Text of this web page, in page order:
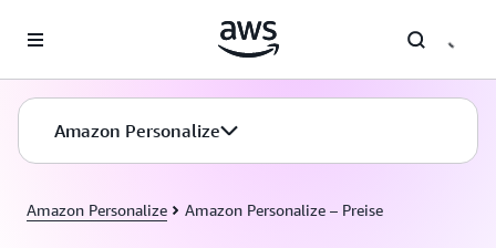
Überspringen zum Hauptinhalt
Amazon Personalize
Amazon Personalize Amazon Personalize – Preise